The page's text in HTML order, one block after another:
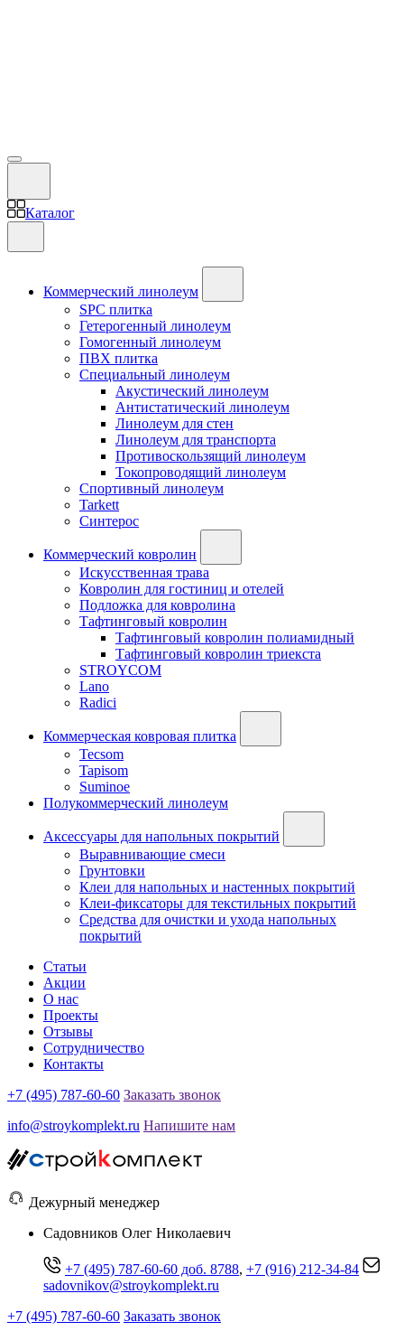
Каталог
Коммерческий линолеум
SPC плитка
Гетерогенный линолеум
Гомогенный линолеум
ПВХ плитка
Специальный линолеум
Акустический линолеум
Антистатический линолеум
Линолеум для стен
Линолеум для транспорта
Противоскользящий линолеум
Токопроводящий линолеум
Спортивный линолеум
Tarkett
Синтерос
Коммерческий ковролин
Искусственная трава
Ковролин для гостиниц и отелей
Подложка для ковролина
Тафтинговый ковролин
Тафтинговый ковролин полиамидный
Тафтинговый ковролин триекста
STROYCOM
Lano
Radici
Коммерческая ковровая плитка
Tecsom
Tapisom
Suminoe
Полукоммерческий линолеум
Аксессуары для напольных покрытий
Выравнивающие смеси
Грунтовки
Клеи для напольных и настенных покрытий
Клеи-фиксаторы для текстильных покрытий
Средства для очистки и ухода напольных
покрытий
Статьи
Акции
О нас
Проекты
Отзывы
Сотрудничество
Контакты
+7 (495) 787-60-60 Заказать звонок
info@stroykomplekt.ru Напишите нам
Дежурный менеджер
Cадовников Олег Николаевич
+7 (495) 787-60-60 доб. 8788, +7 (916) 212-34-84
sadovnikov@stroykomplekt.ru
+7 (495) 787-60-60 Заказать звонок